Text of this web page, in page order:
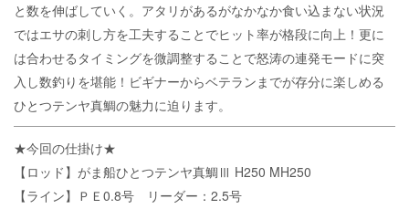
と数を伸ばしていく。アタリがあるがなかなか食い込まない状況
ではエサの刺し方を工夫することでヒット率が格段に向上！更に
は合わせるタイミングを微調整することで怒涛の連発モードに突
入し数釣りを堪能！ビギナーからベテランまでが存分に楽しめる
ひとつテンヤ真鯛の魅力に迫ります。
★今回の仕掛け★
【ロッド】がま船ひとつテンヤ真鯛Ⅲ H250 MH250
【ライン】ＰＥ0.8号 リーダー：2.5号